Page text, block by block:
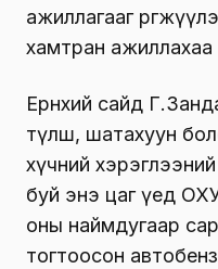
ажиллагааг
хамтран ажиллахаа
Ерөнхий сайд
түлш, шатахуун
хүчний
буй энэ цаг үед
оны наймдугаар
тогтоосон